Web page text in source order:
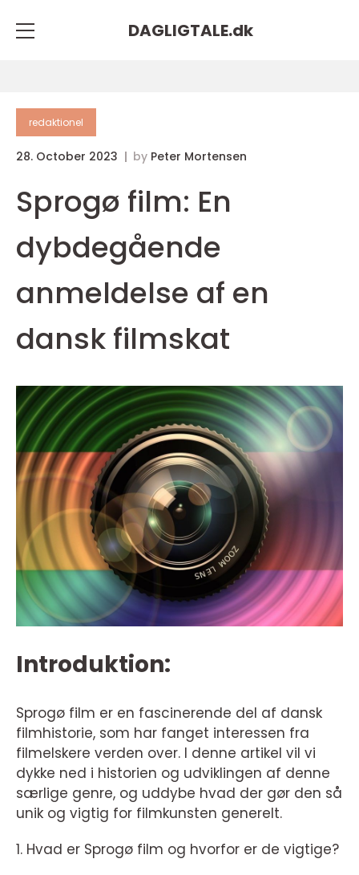
DAGLIGTALE.dk
redaktionel
28. October 2023 by Peter Mortensen
Sprogø film: En
dybdegående
anmeldelse af en
dansk filmskat
Introduktion:
Sprogø film er en fascinerende del af dansk
filmhistorie, som har fanget interessen fra
filmelskere verden over. I denne artikel vil vi
dykke ned i historien og udviklingen af denne
særlige genre, og uddybe hvad der gør den så
unik og vigtig for filmkunsten generelt.
1. Hvad er Sprogø film og hvorfor er de vigtige?